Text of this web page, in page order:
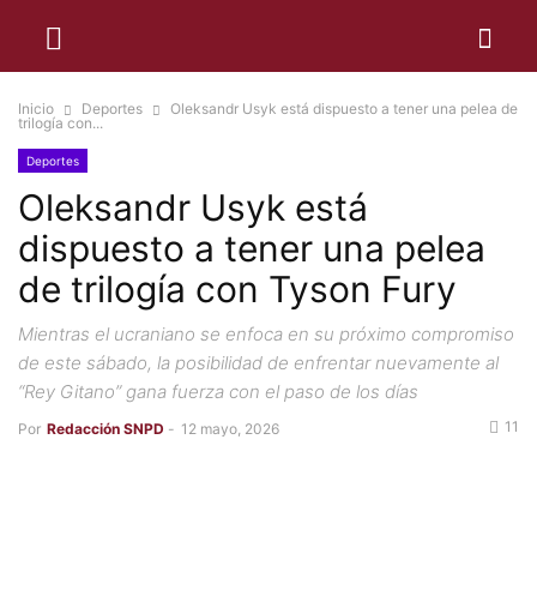
Inicio Deportes
Oleksandr Usyk está dispuesto a tener una pelea de
trilogía con...
Deportes
Oleksandr Usyk está
dispuesto a tener una pelea
de trilogía con Tyson Fury
Mientras el ucraniano se enfoca en su próximo compromiso
de este sábado, la posibilidad de enfrentar nuevamente al
“Rey Gitano” gana fuerza con el paso de los días
Por Redacción SNPD - 12 mayo, 2026 11